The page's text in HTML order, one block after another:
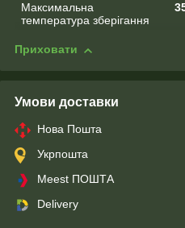
Максимальна
температура зберігання
Приховати
Умови доставки
Нова Пошта
Укрпошта
Meest ПОШТА
Delivery